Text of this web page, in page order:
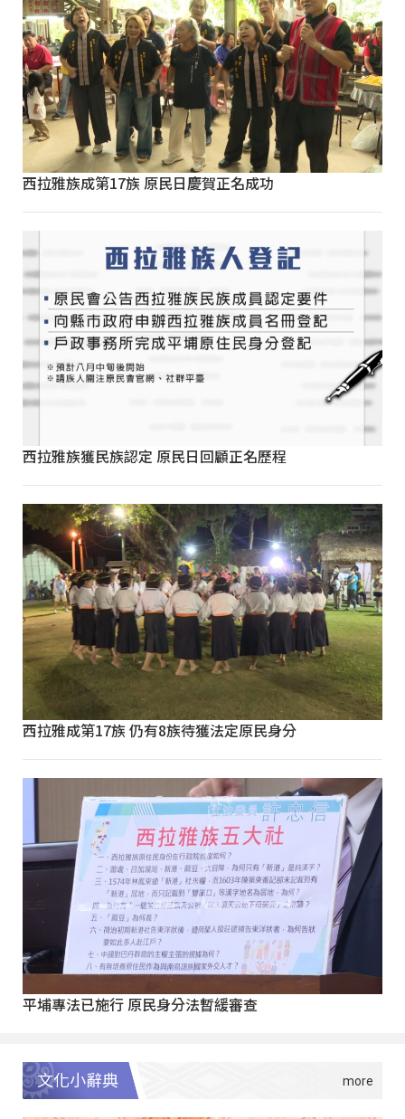
西拉雅族成第17族 原民日慶賀正名成功
西拉雅族獲民族認定 原民日回顧正名歷程
西拉雅成第17族 仍有8族待獲法定原民身分
平埔專法已施行 原民身分法暫緩審查
文化小辭典